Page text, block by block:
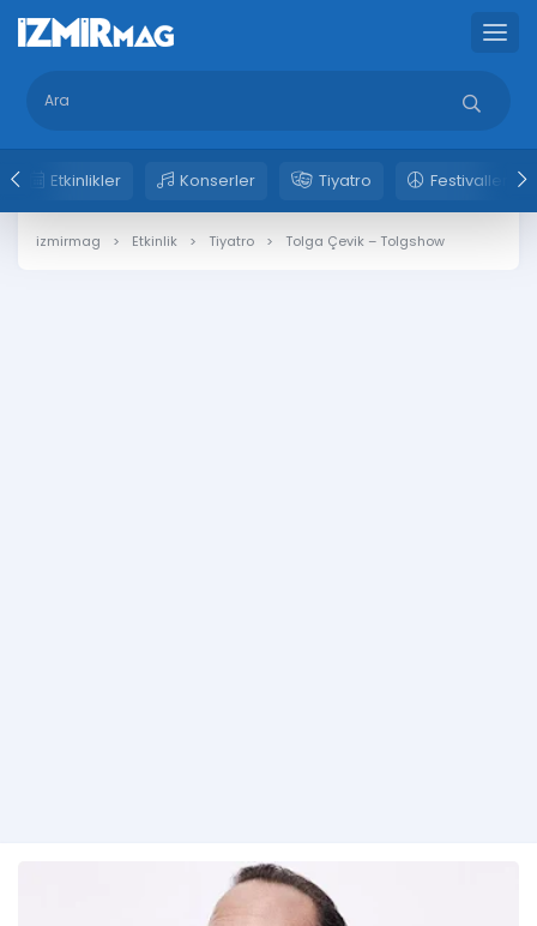
Etkinlikler Konserler Tiyatro Festivaller
izmirmag Etkinlik Tiyatro Tolga Çevik – Tolgshow